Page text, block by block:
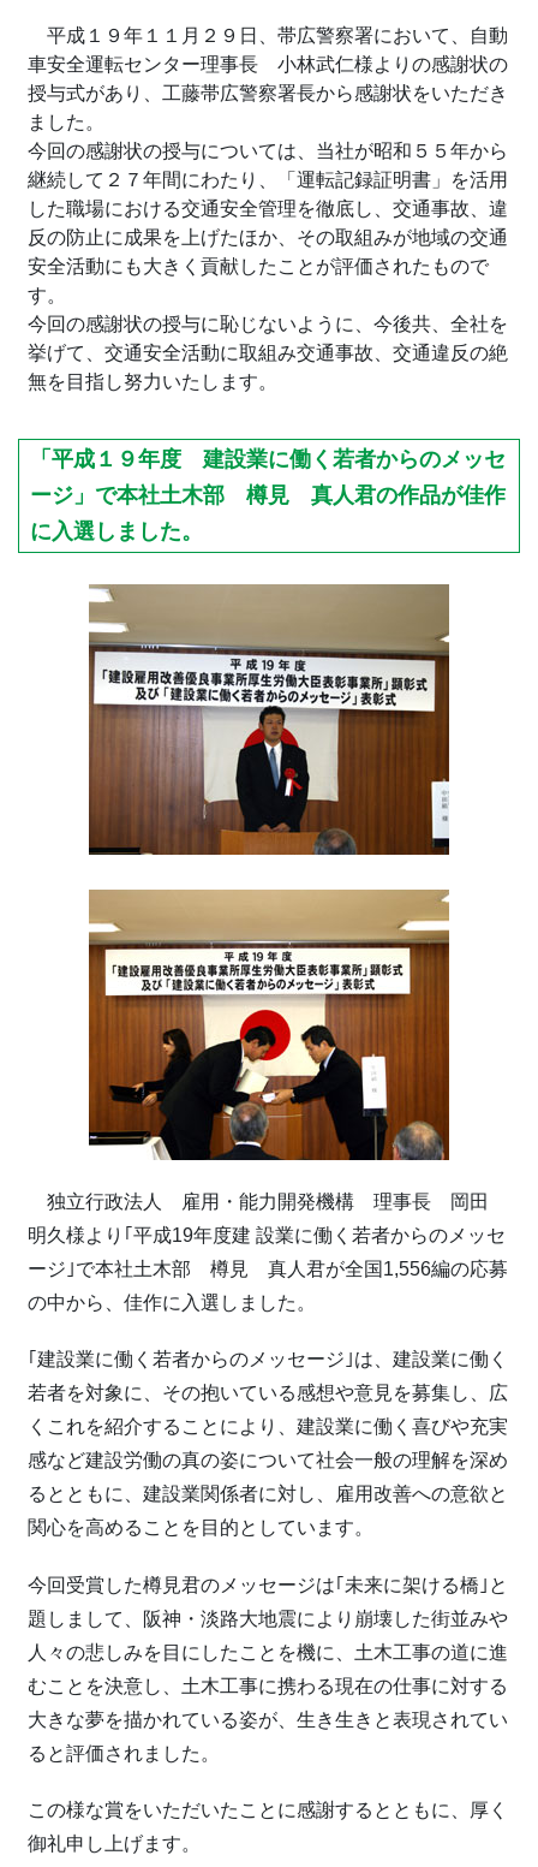
平成１９年１１月２９日、帯広警察署において、自動
車安全運転センター理事長 小林武仁様よりの感謝状の
授与式があり、工藤帯広警察署長から感謝状をいただき
ました。
今回の感謝状の授与については、当社が昭和５５年から
継続して２７年間にわたり、「運転記録証明書」を活用
した職場における交通安全管理を徹底し、交通事故、違
反の防止に成果を上げたほか、その取組みが地域の交通
安全活動にも大きく貢献したことが評価されたもので
す。
今回の感謝状の授与に恥じないように、今後共、全社を
挙げて、交通安全活動に取組み交通事故、交通違反の絶
無を目指し努力いたします。
「平成１９年度 建設業に働く若者からのメッセ
ージ」で本社土木部 樽見 真人君の作品が佳作
に入選しました。
独立行政法人 雇用・能力開発機構 理事長 岡田
明久様より｢平成19年度建 設業に働く若者からのメッセ
ージ｣で本社土木部 樽見 真人君が全国1,556編の応募
の中から、佳作に入選しました。
｢建設業に働く若者からのメッセージ｣は、建設業に働く
若者を対象に、その抱いている感想や意見を募集し、広
くこれを紹介することにより、建設業に働く喜びや充実
感など建設労働の真の姿について社会一般の理解を深め
るとともに、建設業関係者に対し、雇用改善への意欲と
関心を高めることを目的としています。
今回受賞した樽見君のメッセージは｢未来に架ける橋｣と
題しまして、阪神・淡路大地震により崩壊した街並みや
人々の悲しみを目にしたことを機に、土木工事の道に進
むことを決意し、土木工事に携わる現在の仕事に対する
大きな夢を描かれている姿が、生き生きと表現されてい
ると評価されました。
この様な賞をいただいたことに感謝するとともに、厚く
御礼申し上げます。